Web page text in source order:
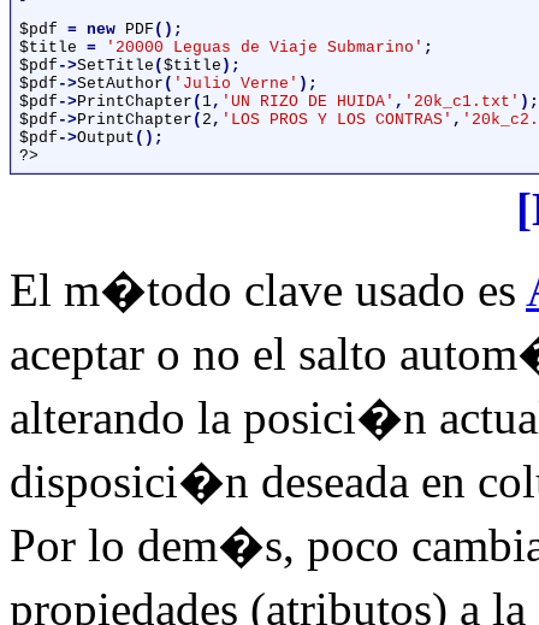
$pdf = new PDF
$title = '20000 Leguas de Viaje Submarino'
$pdf ->SetTitle ( $title
$pdf ->SetAuthor ( 'Julio Verne'
$pdf ->PrintChapter ( 1, 'UN RIZO DE HUIDA' , '20k_c1.txt'
$pdf ->PrintChapter ( 2 , 'LOS PROS Y LOS CONTRAS' ,
$pdf ->Output
?>
El m�todo clave usado es
aceptar o no el salto
alterando la posici�n
disposici�n deseada en
Por lo dem�s, poco
propiedades (atributos) a